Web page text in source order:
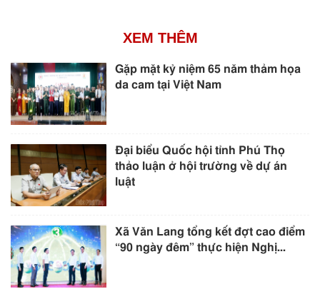
XEM THÊM
Gặp mặt kỷ niệm 65 năm thảm họa
da cam tại Việt Nam
Đại biểu Quốc hội tỉnh Phú Thọ
thảo luận ở hội trường về dự án
luật
Xã Văn Lang tổng kết đợt cao điểm
“90 ngày đêm” thực hiện Nghị...